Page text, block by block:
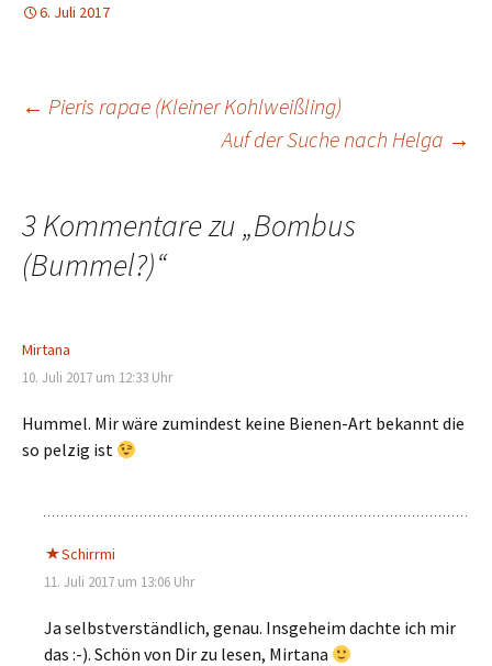
6. Juli 2017
Beitragsnavigation
← Pieris rapae (Kleiner Kohlweißling)
Auf der Suche nach Helga →
3 Kommentare zu „Bombus
(Bummel?)“
Mirtana
10. Juli 2017 um 12:33 Uhr
Hummel. Mir wäre zumindest keine Bienen-Art bekannt die
so pelzig ist
Schirrmi
11. Juli 2017 um 13:06 Uhr
Ja selbstverständlich, genau. Insgeheim dachte ich mir
das :-). Schön von Dir zu lesen, Mirtana